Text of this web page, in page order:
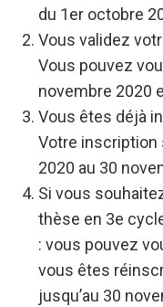
du 1er octobre
Vous validez
Vous pouvez
novembre 2020
Vous êtes déjà
Votre inscription
2020 au 30
Si vous
thèse en 3e
: vous pouvez
vous êtes
jusqu’au 30